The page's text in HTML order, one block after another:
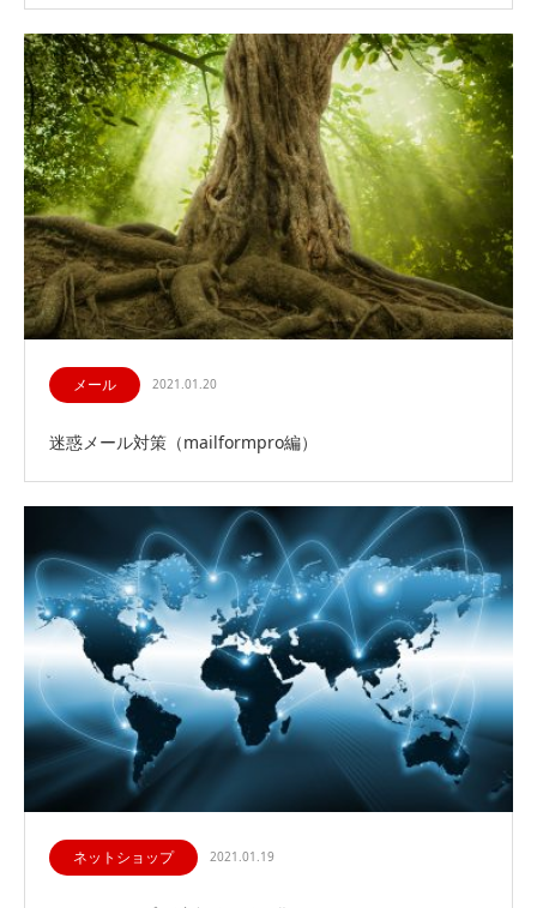
メール 2021.01.20
迷惑メール対策（mailformpro編）
ネットショップ 2021.01.19